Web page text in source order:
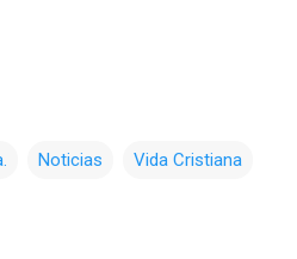
Noticias Vida Cristiana